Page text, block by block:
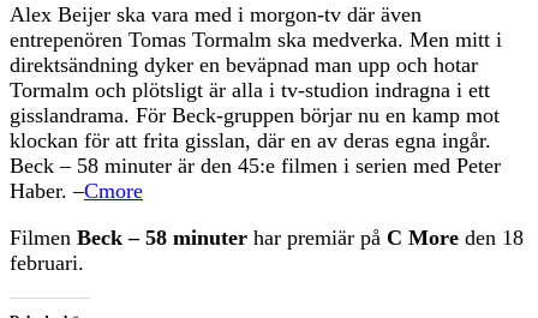
Alex Beijer ska vara med i morgon-tv där även
entrepenören Tomas Tormalm ska medverka. Men mitt i
direktsändning dyker en beväpnad man upp och hotar
Tormalm och plötsligt är alla i tv-studion indragna i ett
gisslandrama. För Beck-gruppen börjar nu en kamp mot
klockan för att frita gisslan, där en av deras egna ingår.
Beck – 58 minuter är den 45:e filmen i serien med Peter
Haber. –Cmore
Filmen Beck – 58 minuter har premiär på C More den 18
februari.